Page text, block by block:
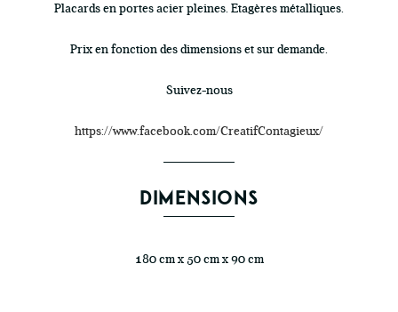
Placards en portes acier pleines. Etagères métalliques.
Prix en fonction des dimensions et sur demande.
Suivez-nous
https://www.facebook.com/CreatifContagieux/
DIMENSIONS
180 cm x 50 cm x 90 cm